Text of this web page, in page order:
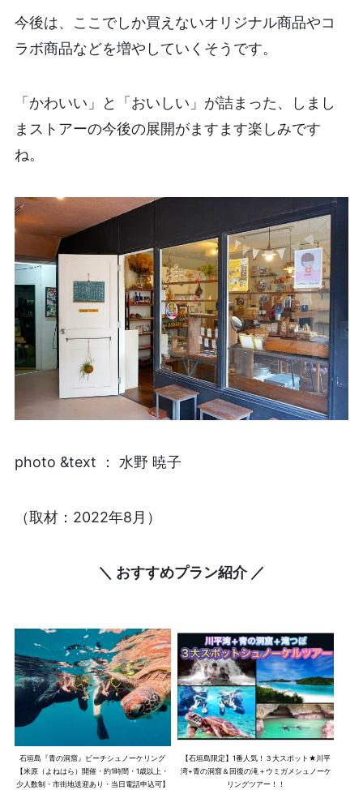
今後は、ここでしか買えないオリジナル商品やコ
ラボ商品などを増やしていくそうです。
「かわいい」と「おいしい」が詰まった、しまし
まストアーの今後の展開がますます楽しみです
ね。
photo &text ： 水野 暁子
（取材：2022年8月）
＼ おすすめプラン紹介 ／
石垣島『青の洞窟』ビーチシュノーケリング
【米原（よねはら）開催・約1時間・1歳以上・
少人数制・市街地送迎あり・当日電話申込可】
【石垣島限定】1番人気！３大スポット★川平
湾+青の洞窟＆回復の滝＋ウミガメシュノーケ
リングツアー！！